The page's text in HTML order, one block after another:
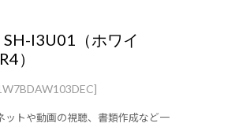
SH-I3U01（ホワイ
）
ットや動画の視聴、書類作成など一